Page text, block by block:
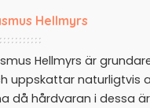
Hellmyrs
Hellmyrs är
uppskattar naturligtvis
då hårdvaran i dessa